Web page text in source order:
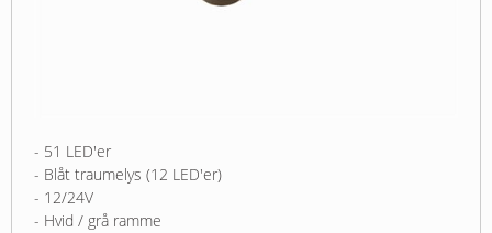
- 51 LED'er
- Blåt traumelys (12 LED'er)
- 12/24V
- Hvid / grå ramme